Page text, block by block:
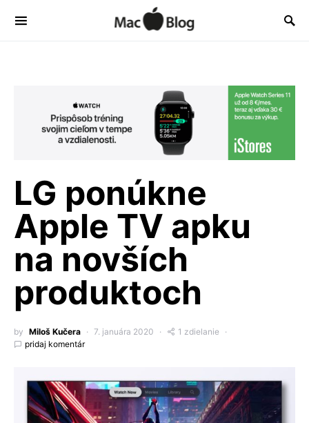
LG ponúkne
Apple TV apku
na novších
produktoch
by Miloš Kučera 7. januára 2020
1 zdielanie
pridaj komentár